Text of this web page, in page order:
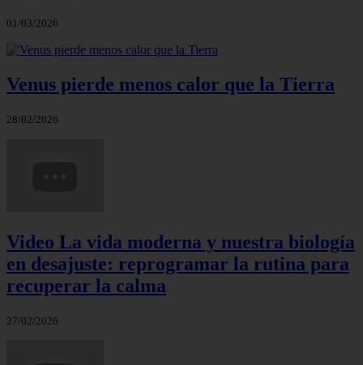
01/03/2026
Venus pierde menos calor que la Tierra
28/02/2026
Video La vida moderna y nuestra biología
en desajuste: reprogramar la rutina para
recuperar la calma
27/02/2026